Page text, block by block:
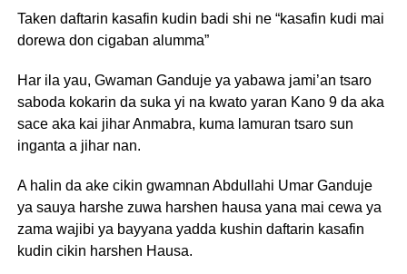
Taken daftarin kasafin kudin badi shi ne “kasafin kudi mai
dorewa don cigaban alumma”
Har ila yau, Gwaman Ganduje ya yabawa jami’an tsaro
saboda kokarin da suka yi na kwato yaran Kano 9 da aka
sace aka kai jihar Anmabra, kuma lamuran tsaro sun
inganta a jihar nan.
A halin da ake cikin gwamnan Abdullahi Umar Ganduje
ya sauya harshe zuwa harshen hausa yana mai cewa ya
zama wajibi ya bayyana yadda kushin daftarin kasafin
kudin cikin harshen Hausa.